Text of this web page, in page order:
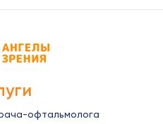
офтальмология Ангелы
офтальмолога